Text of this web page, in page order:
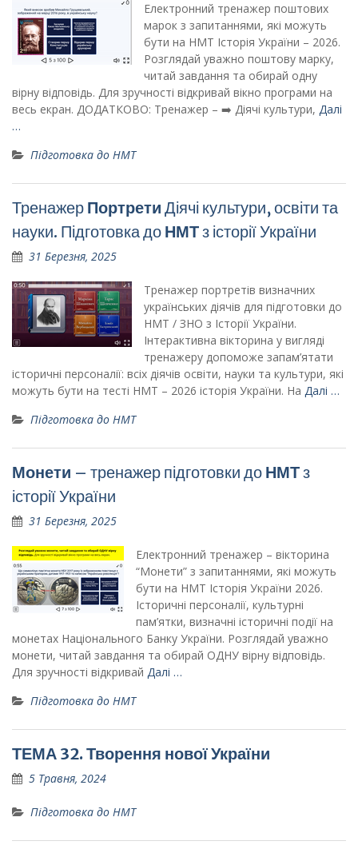
Електронний тренажер поштових
марок з запитаннями, які можуть
бути на НМТ Історія України – 2026.
Розглядай уважно поштову марку,
читай завдання та обирай одну
вірну відповідь. Для зручності відкривай вікно програми на
весь екран. ДОДАТКОВО: Тренажер – ➡️ Діячі культури, Далі
…
Підготовка до НМТ
Тренажер Портрети Діячі культури, освіти та
науки. Підготовка до НМТз історії України
31 Березня, 2025
Тренажер портретів визначних
українських діячів для підготовки до
НМТ / ЗНО з Історії України.
Інтерактивна вікторина у вигляді
тренажеру допоможе запам’ятати
історичні персоналії: всіх діячів освіти, науки та культури, які
можуть бути на тесті НМТ – 2026 історія України. На Далі …
Підготовка до НМТ
Монети – тренажер підготовки до НМТз
історії України
31 Березня, 2025
Електронний тренажер – вікторина
“Монети” з запитаннями, які можуть
бути на НМТ Історія України 2026.
Історичні персоналії, культурні
пам’ятки, визначні історичні події на
монетах Національного Банку України. Розглядай уважно
монети, читай завдання та обирай ОДНУ вірну відповідь.
Для зручності відкривай Далі …
Підготовка до НМТ
ТЕМА 32. Творення нової України
5 Травня, 2024
Підготовка до НМТ